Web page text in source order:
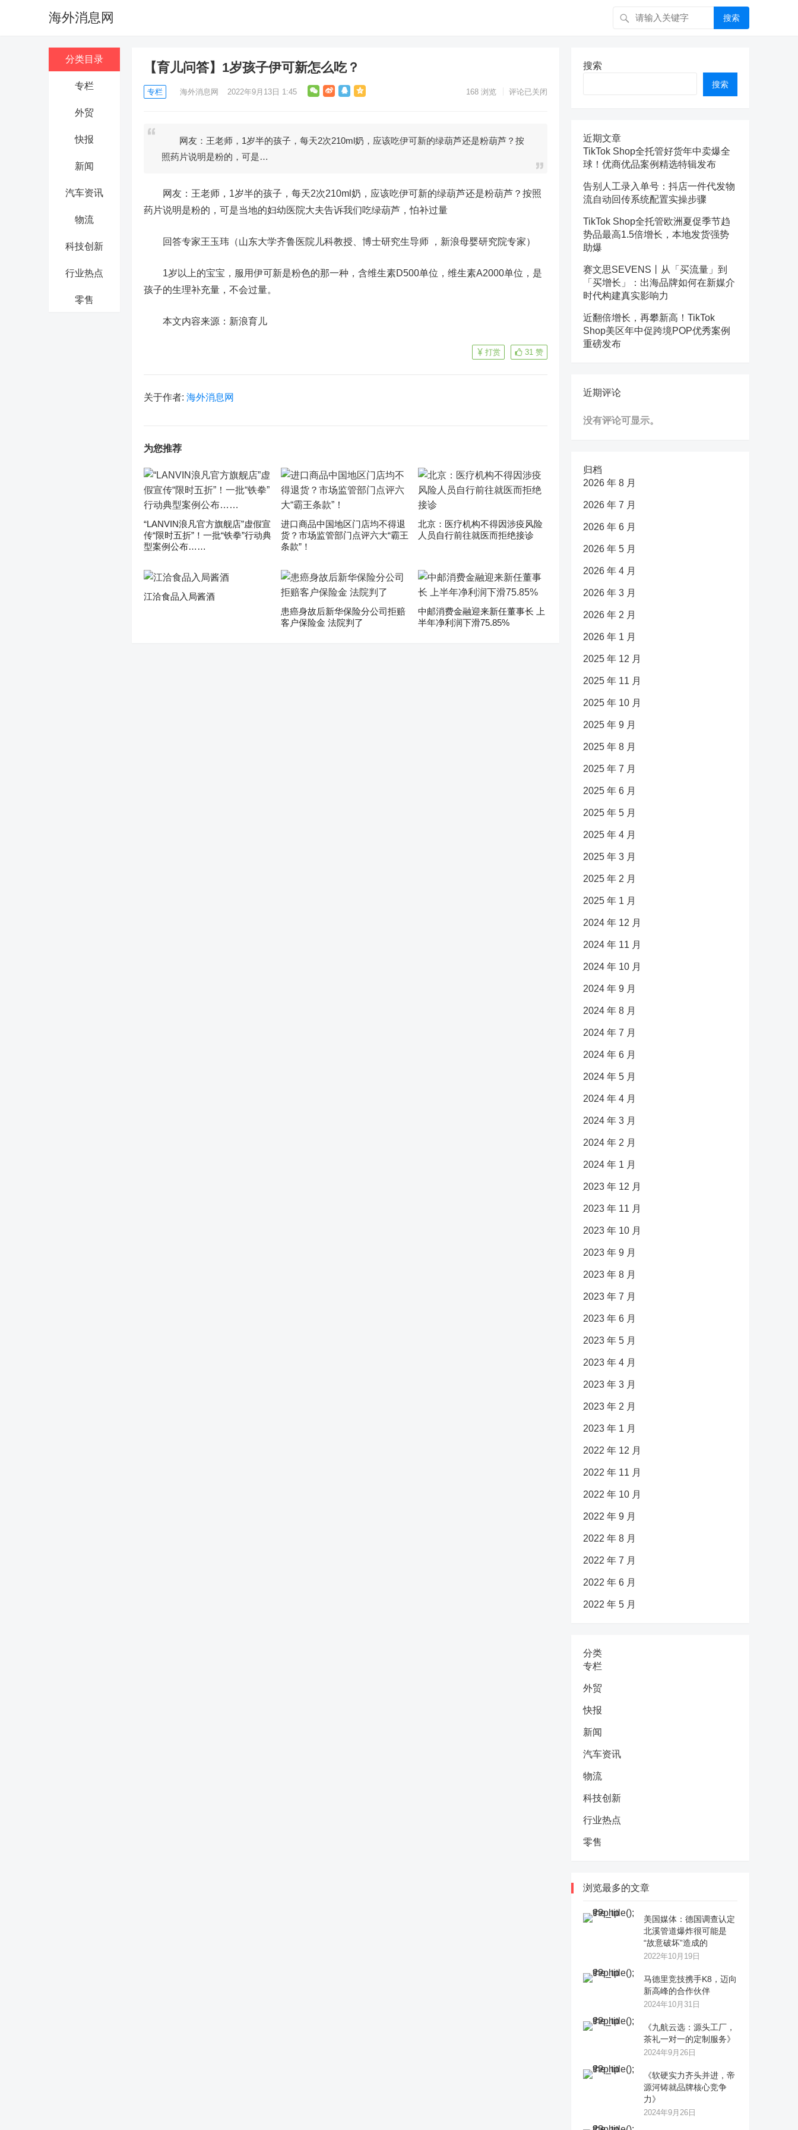
海外消息网 搜索
分类目录
专栏
外贸
快报
新闻
汽车资讯
物流
科技创新
行业热点
零售
【育儿问答】1岁孩子伊可新怎么吃？
专栏 海外消息网 2022年9月13日 1:45 168 浏览 评论已关闭
网友：王老师，1岁半的孩子，每天2次210ml奶，应该吃伊可新的绿葫芦还是粉葫芦？按
照药片说明是粉的，可是…
网友：王老师，1岁半的孩子，每天2次210ml奶，应该吃伊可新的绿葫芦还是粉葫芦？按照
药片说明是粉的，可是当地的妇幼医院大夫告诉我们吃绿葫芦，怕补过量
回答专家王玉玮（山东大学齐鲁医院儿科教授、博士研究生导师 ，新浪母婴研究院专家）
1岁以上的宝宝，服用伊可新是粉色的那一种，含维生素D500单位，维生素A2000单位，是
孩子的生理补充量，不会过量。
本文内容来源：新浪育儿
31 赞
打赏
关于作者: 海外消息网
为您推荐
“LANVIN浪凡官方旗舰店”虚假宣
传“限时五折”！一批“铁拳”行动典
型案例公布……
进口商品中国地区门店均不得退
货？市场监管部门点评六大“霸王
条款”！
北京：医疗机构不得因涉疫风险
人员自行前往就医而拒绝接诊
江洽食品入局酱酒
患癌身故后新华保险分公司拒赔
客户保险金 法院判了
中邮消费金融迎来新任董事长 上
半年净利润下滑75.85%
搜索
搜索
近期文章
TikTok Shop全托管好货年中卖爆全
球！优商优品案例精选特辑发布
告别人工录入单号：抖店一件代发物
流自动回传系统配置实操步骤
TikTok Shop全托管欧洲夏促季节趋
势品最高1.5倍增长，本地发货强势
助爆
赛文思SEVENS丨从「买流量」到
「买增长」：出海品牌如何在新媒介
时代构建真实影响力
近翻倍增长，再攀新高！TikTok
Shop美区年中促跨境POP优秀案例
重磅发布
近期评论
没有评论可显示。
归档
2026 年 8 月
2026 年 7 月
2026 年 6 月
2026 年 5 月
2026 年 4 月
2026 年 3 月
2026 年 2 月
2026 年 1 月
2025 年 12 月
2025 年 11 月
2025 年 10 月
2025 年 9 月
2025 年 8 月
2025 年 7 月
2025 年 6 月
2025 年 5 月
2025 年 4 月
2025 年 3 月
2025 年 2 月
2025 年 1 月
2024 年 12 月
2024 年 11 月
2024 年 10 月
2024 年 9 月
2024 年 8 月
2024 年 7 月
2024 年 6 月
2024 年 5 月
2024 年 4 月
2024 年 3 月
2024 年 2 月
2024 年 1 月
2023 年 12 月
2023 年 11 月
2023 年 10 月
2023 年 9 月
2023 年 8 月
2023 年 7 月
2023 年 6 月
2023 年 5 月
2023 年 4 月
2023 年 3 月
2023 年 2 月
2023 年 1 月
2022 年 12 月
2022 年 11 月
2022 年 10 月
2022 年 9 月
2022 年 8 月
2022 年 7 月
2022 年 6 月
2022 年 5 月
分类
专栏
外贸
快报
新闻
汽车资讯
物流
科技创新
行业热点
零售
浏览最多的文章
美国媒体：德国调查认定
北溪管道爆炸很可能是
“故意破坏”造成的
2022年10月19日
马德里竞技携手K8，迈向
新高峰的合作伙伴
2024年10月31日
《九航云选：源头工厂，
茶礼一对一的定制服务》
2024年9月26日
《软硬实力齐头并进，帝
源河铸就品牌核心竞争
力》
2024年9月26日